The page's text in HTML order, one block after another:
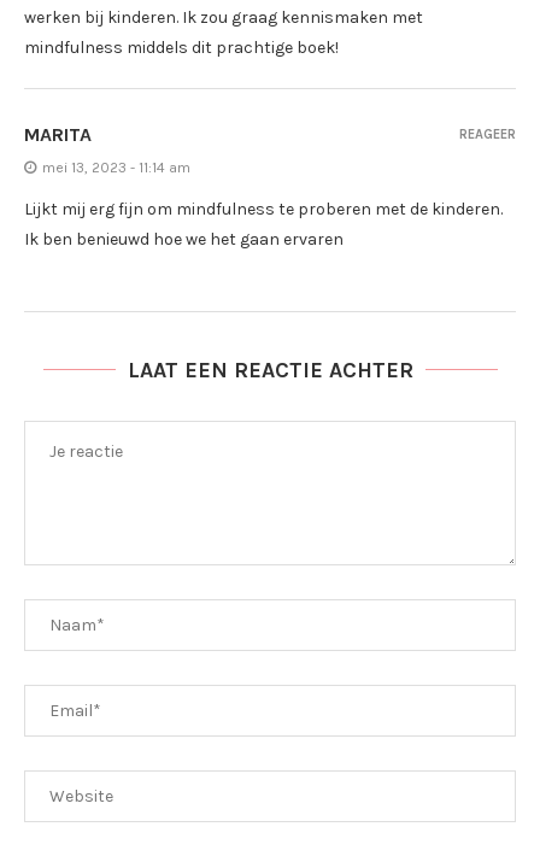
werken bij kinderen. Ik zou graag kennismaken met
mindfulness middels dit prachtige boek!
MARITA
mei 13, 2023 - 11:14 am
Lijkt mij erg fijn om mindfulness te proberen met de kinderen.
Ik ben benieuwd hoe we het gaan ervaren
REAGEER
LAAT EEN REACTIE ACHTER